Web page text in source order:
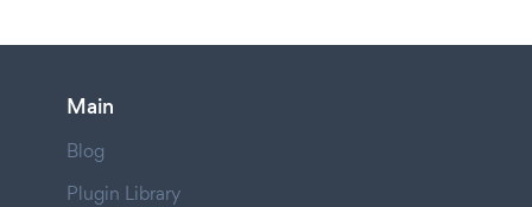
Main
Blog
Plugin Library